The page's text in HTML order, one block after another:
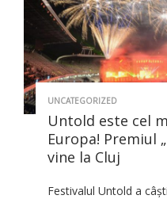
UNCATEGORIZED
Untold este cel
Europa! Premiul
vine la Cluj
Festivalul Untold a